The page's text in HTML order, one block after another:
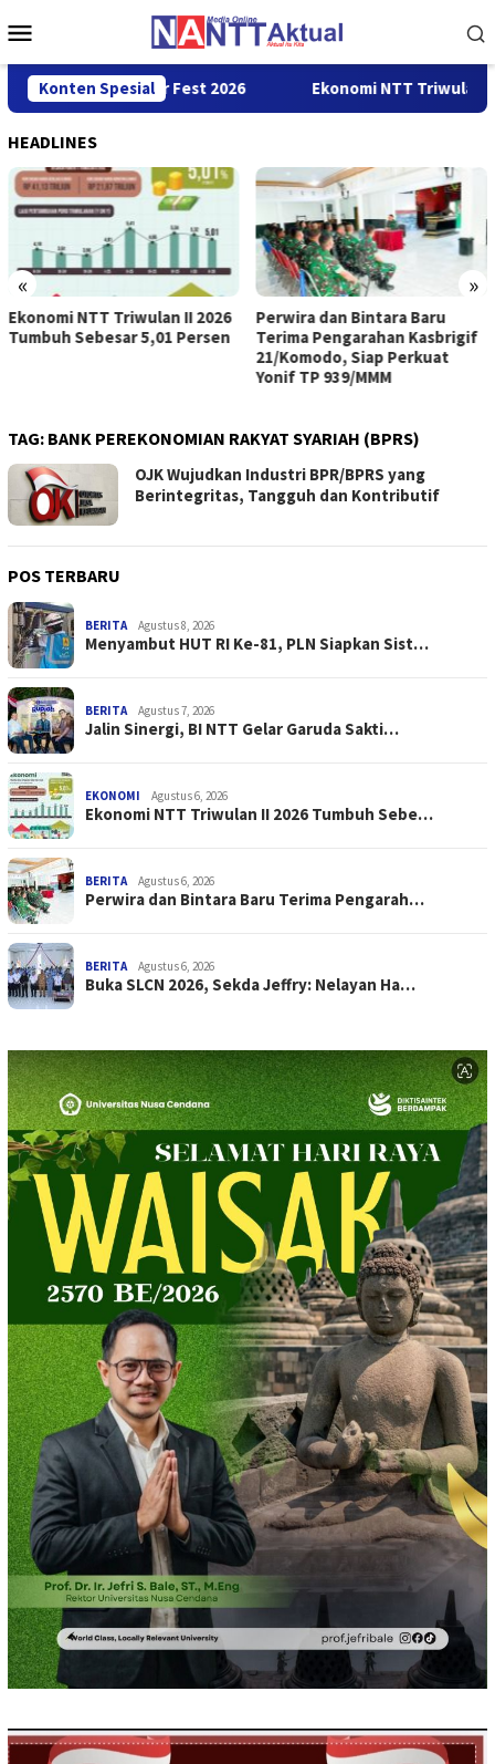
ke
Mobile
Konten Spesial
Border Fest 2026 Ekonomi NTT Triwulan II 2026
HEADLINES
« »
Ekonomi NTT Triwulan II 2026
Tumbuh Sebesar 5,01 Persen
Perwira dan Bintara Baru
Terima Pengarahan Kasbrigif
21/Komodo, Siap Perkuat
Yonif TP 939/MMM
TAG: BANK PEREKONOMIAN RAKYAT SYARIAH (BPRS)
OJK Wujudkan Industri BPR/BPRS yang
Berintegritas, Tangguh dan Kontributif
POS TERBARU
BERITA Agustus 8, 2026
Menyambut HUT RI Ke-81, PLN Siapkan Sist…
BERITA Agustus 7, 2026
Jalin Sinergi, BI NTT Gelar Garuda Sakti…
EKONOMI Agustus 6, 2026
Ekonomi NTT Triwulan II 2026 Tumbuh Sebe…
BERITA Agustus 6, 2026
Perwira dan Bintara Baru Terima Pengarah…
BERITA Agustus 6, 2026
Buka SLCN 2026, Sekda Jeffry: Nelayan Ha…